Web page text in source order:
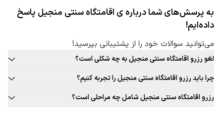
فراهم شده است. علاوه بر این موضوع، اقامتگاه‌های سنتی معمولا
فضای بیشتر و بزرگتری را نسبت به اتاق‌های یک هتل زنجیره‌ای
در اختیار شما مهمان قرار خواهند داد. این امر می‌تواند برای
افرادی که تمایل دارند تا به صورت خانوادگی یا با تعداد بالا سفر
کنند، بسیار مطلوب واقع شود.
رزرو اقامتگاه سنتی منجیل، هم یکی از همین تجربه های اصیل
و ناب است. شهر مذکور به دلیل پیشینه تاریخی خود فضاهایی
رزرو اقامتگاه سنتی منجیل به صورت آنلاین
به پرسش‌های شما درباره ی اقامتگاه سنتی منجیل پاسخ
داده‌ایم!
می‌توانید سوالات خود را از پشتیبانی بپرسید!
لغو رزرو اقامتگاه سنتی منجیل به چه شکلی است؟
قوانین لغو رزرو اقامتگاه سنتی این شهر به صورت ثابت برای تمامی اقامتگاه
سنتی قابل ارائه نیست. حتما در زمان رزرو اقامتگاه سنتی مورد نظر خود به
قوانین لغو توجه کنید.
چرا باید رزرو اقامتگاه سنتی منجیل را تجربه کنیم؟
بافت سنتی و جذاب این شهر، غذاهای محلی و بومی جذاب، فرهنگ غنی،
تجربه‌های جذاب و به یادماندنی اقامت در اقامتگاه سنتی این شهر و …
رزرو اقامتگاه سنتی منجیل شامل چه مراحلی است؟